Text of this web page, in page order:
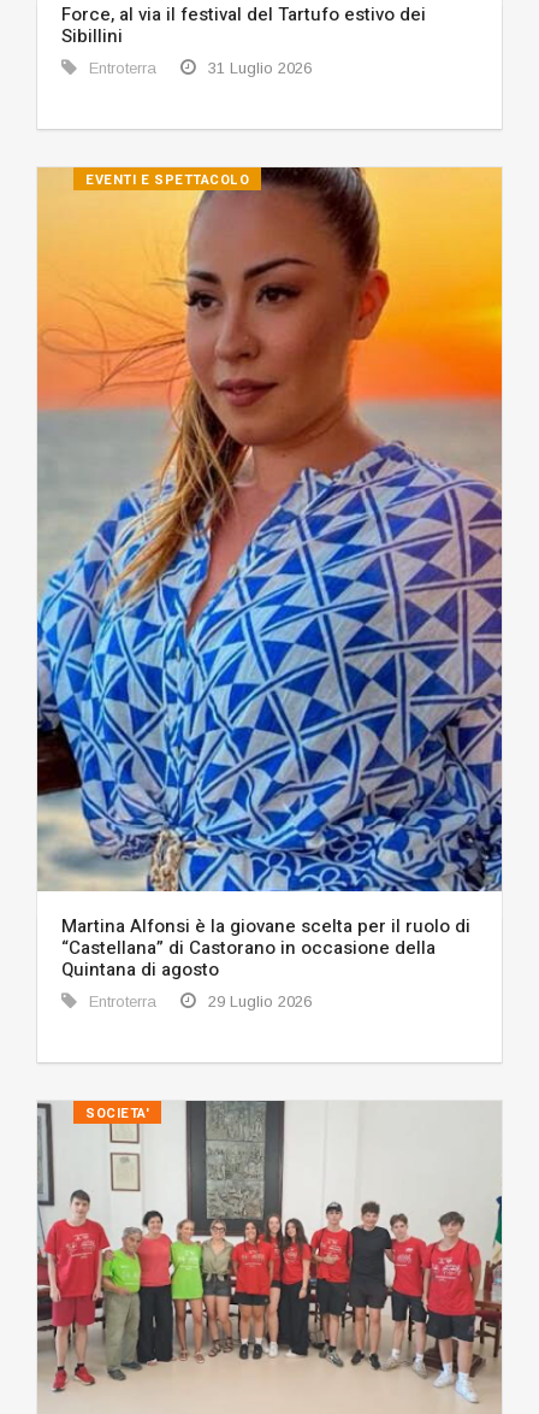
Force, al via il festival del Tartufo estivo dei
Sibillini
Entroterra 31 Luglio 2026
EVENTI E SPETTACOLO
Martina Alfonsi è la giovane scelta per il ruolo di
“Castellana” di Castorano in occasione della
Quintana di agosto
Entroterra 29 Luglio 2026
SOCIETA'